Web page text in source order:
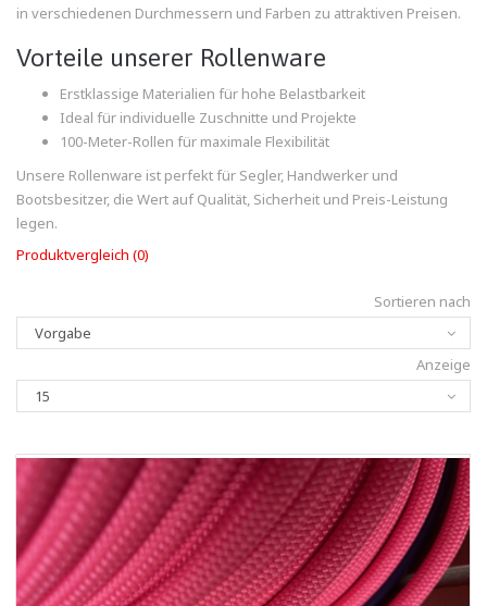
in verschiedenen Durchmessern und Farben zu attraktiven Preisen.
Vorteile unserer Rollenware
Erstklassige Materialien für hohe Belastbarkeit
Ideal für individuelle Zuschnitte und Projekte
100-Meter-Rollen für maximale Flexibilität
Unsere Rollenware ist perfekt für Segler, Handwerker und
Bootsbesitzer, die Wert auf Qualität, Sicherheit und Preis-Leistung
legen.
Produktvergleich (0)
Sortieren nach
Anzeige